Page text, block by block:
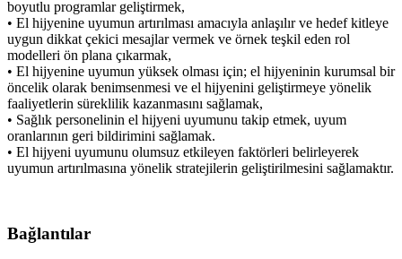
boyutlu programlar geliştirmek,
• El hijyenine uyumun artırılması amacıyla anlaşılır ve hedef kitleye
uygun dikkat çekici mesajlar vermek ve örnek teşkil eden rol
modelleri ön plana çıkarmak,
• El hijyenine uyumun yüksek olması için; el hijyeninin kurumsal bir
öncelik olarak benimsenmesi ve el hijyenini geliştirmeye yönelik
faaliyetlerin süreklilik kazanmasını sağlamak,
• Sağlık personelinin el hijyeni uyumunu takip etmek, uyum
oranlarının geri bildirimini sağlamak.
• El hijyeni uyumunu olumsuz etkileyen faktörleri belirleyerek
uyumun artırılmasına yönelik stratejilerin geliştirilmesini sağlamaktır.
Bağlantılar